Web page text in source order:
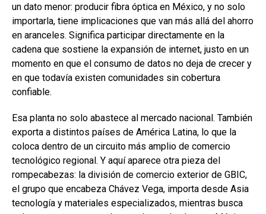
un dato menor: producir fibra óptica en México, y no solo
importarla, tiene implicaciones que van más allá del ahorro
en aranceles. Significa participar directamente en la
cadena que sostiene la expansión de internet, justo en un
momento en que el consumo de datos no deja de crecer y
en que todavía existen comunidades sin cobertura
confiable.
Esa planta no solo abastece al mercado nacional. También
exporta a distintos países de América Latina, lo que la
coloca dentro de un circuito más amplio de comercio
tecnológico regional. Y aquí aparece otra pieza del
rompecabezas: la división de comercio exterior de GBIC,
el grupo que encabeza Chávez Vega, importa desde Asia
tecnología y materiales especializados, mientras busca